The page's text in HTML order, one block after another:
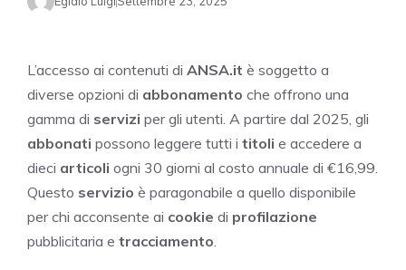
L’accesso ai contenuti di ANSA.it è soggetto a
diverse opzioni di abbonamento che offrono una
gamma di servizi per gli utenti. A partire dal 2025, gli
abbonati possono leggere tutti i titoli e accedere a
dieci articoli ogni 30 giorni al costo annuale di €16,99.
Questo servizio è paragonabile a quello disponibile
per chi acconsente ai cookie di profilazione
pubblicitaria e tracciamento.